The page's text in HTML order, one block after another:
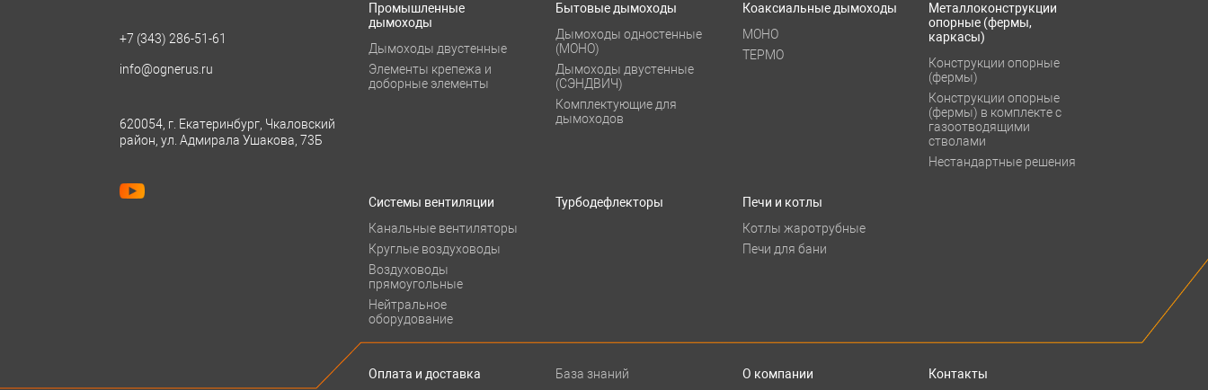
+7 (343) 286-51-61
info@ognerus.ru
620054, г. Екатеринбург, Чкаловский
район, ул. Адмирала Ушакова, 73Б
Промышленные
дымоходы
Дымоходы двустенные
Элементы крепежа и
доборные элементы
Бытовые дымоходы
Дымоходы одностенные
(МОНО)
Дымоходы двустенные
(СЭНДВИЧ)
Комплектующие для
дымоходов
Коаксиальные дымоходы
МОНО
ТЕРМО
Металлоконструкции
опорные (фермы,
каркасы)
Конструкции опорные
(фермы)
Конструкции опорные
(фермы) в комплекте с
газоотводящими
стволами
Нестандартные решения
Системы вентиляции
Канальные вентиляторы
Круглые воздуховоды
Воздуховоды
прямоугольные
Нейтральное
оборудование
Турбодефлекторы
Печи и котлы
Котлы жаротрубные
Печи для бани
Оплата и доставка База знаний О компании Контакты